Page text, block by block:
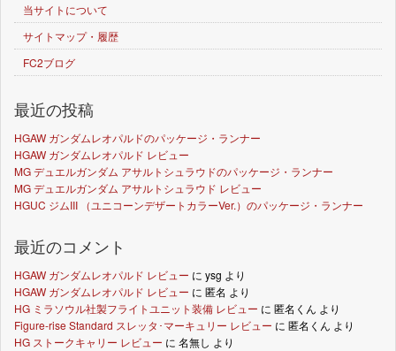
当サイトについて
サイトマップ・履歴
FC2ブログ
最近の投稿
HGAW ガンダムレオパルドのパッケージ・ランナー
HGAW ガンダムレオパルド レビュー
MG デュエルガンダム アサルトシュラウドのパッケージ・ランナー
MG デュエルガンダム アサルトシュラウド レビュー
HGUC ジムIII （ユニコーンデザートカラーVer.）のパッケージ・ランナー
最近のコメント
HGAW ガンダムレオパルド レビュー に ysg より
HGAW ガンダムレオパルド レビュー に 匿名 より
HG ミラソウル社製フライトユニット装備 レビュー に 匿名くん より
Figure-rise Standard スレッタ･マーキュリー レビュー に 匿名くん より
HG ストークキャリー レビュー に 名無し より